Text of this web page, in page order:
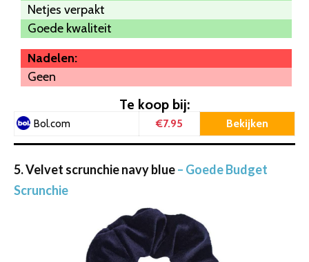
Netjes verpakt
Goede kwaliteit
Nadelen:
Geen
Te koop bij:
Bol.com €7.95 Bekijken
5. Velvet scrunchie navy blue– Goede Budget
Scrunchie